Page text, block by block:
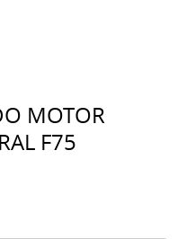
MOTOR
F75